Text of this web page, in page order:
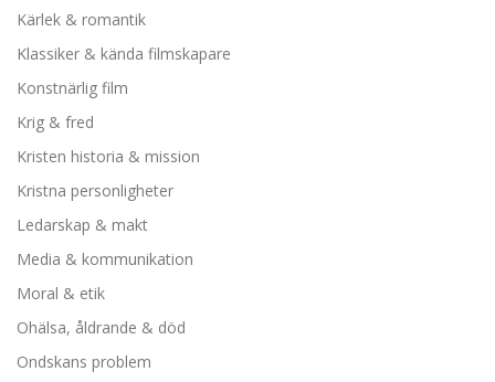
Kärlek & romantik
Klassiker & kända filmskapare
Konstnärlig film
Krig & fred
Kristen historia & mission
Kristna personligheter
Ledarskap & makt
Media & kommunikation
Moral & etik
Ohälsa, åldrande & död
Ondskans problem